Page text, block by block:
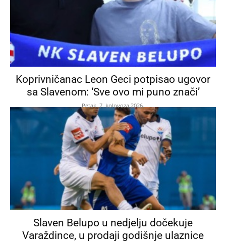
Koprivničanac Leon Geci potpisao ugovor
sa Slavenom: ‘Sve ovo mi puno znači’
Petak, 7. kolovoza 2026.
Slaven Belupo u nedjelju dočekuje
Varaždince, u prodaji godišnje ulaznice